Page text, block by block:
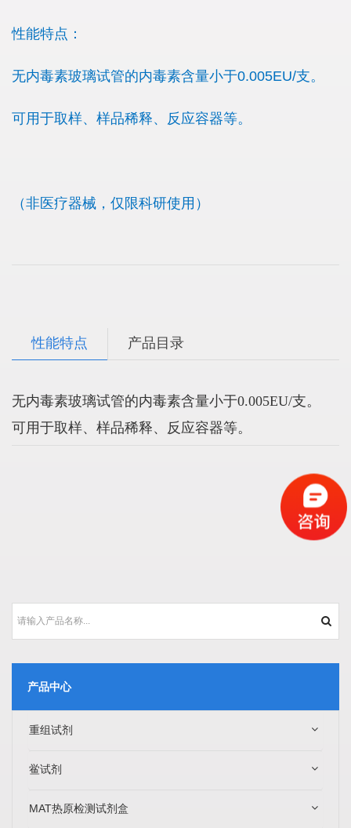
性能特点：
无内毒素玻璃试管的内毒素含量小于0.005EU/支。
可用于取样、样品稀释、反应容器等。
（非医疗器械，仅限科研使用）
性能特点 产品目录
无内毒素玻璃试管的内毒素含量小于0.005EU/支。
可用于取样、样品稀释、反应容器等。
产品中心
重组试剂
鲎试剂
MAT热原检测试剂盒